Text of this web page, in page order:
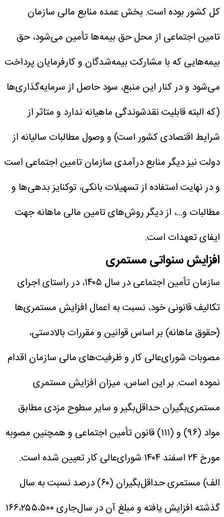
کل کشور بوده است. بخش عمده منابع مالی سازمان
تامین اجتماعی از محل حق بیمه‌ها تأمین می‌شود، حق
بیمه‌هایی که با مشارکت بیمه‌شدگان و کارفرمایان پرداخت
می‌شود و در کنار این منبع، سود حاصل از سرمایه‌گذاری‌ها
(که البته قابلیت نقدشوندگی ماهیانه ندارد و متاثر از
شرایط اقتصادی کشور است) و وصول مطالبات سالیانه از
دولت نیز دیگر منابع درآمدی سازمان تامین اجتماعی است
و در نهایت استفاده از تسهیلات بانکی، توکنایز بدهی‌ها و
مطالبات و...، از دیگر روش‌های تامین مالی ماهانه جهت
ایفای تعهدات است.
افزایش سنواتی مستمری
سازمان تأمین اجتماعی در سال ۱۴۰۵، در راستای اجرای
تکالیف قانونی خود، نسبت به اعمال افزایش مستمری‌ها
(حقوق ماهانه) بر اساس قوانین و مقررات بالادستی،
مصوبات شورای‌عالی کار و ظرفیت‌های مالی سازمان اقدام
نموده است. بر این اساس، میزان افزایش مستمری
مستمری‌بگیران حداقل‌بگیر و سایر سطوح مزدی مطابق
مواد (۹۶) و (۱۱۱) قانون تأمین اجتماعی و همچنین مصوبه
مورخ ۲۴ اسفند ۱۴۰۴ شورای‌عالی کار تعیین شده است.
الف) مستمری حداقل‌بگیران (۶۰) درصد نسبت به سال
گذشته افزایش یافته و مبلغ آن در سال‌جاری ۱۶۶،۲۵۵،۵۰۰